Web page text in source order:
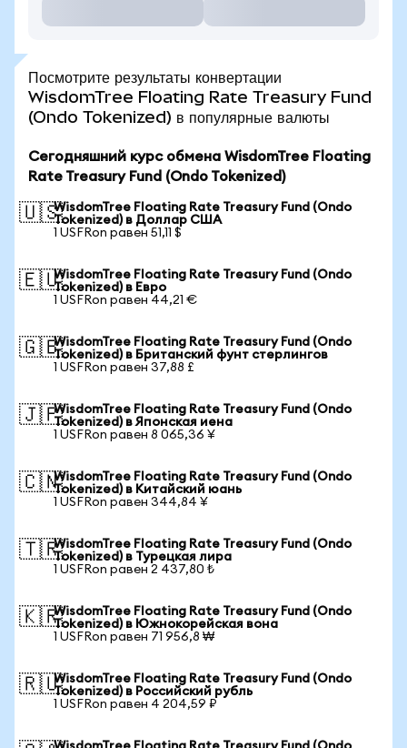
Посмотрите результаты конвертации
WisdomTree Floating Rate Treasury Fund
(Ondo Tokenized) в популярные валюты
Сегодняшний курс обмена WisdomTree Floating
Rate Treasury Fund (Ondo Tokenized)
🇺🇸WisdomTree Floating Rate Treasury Fund (Ondo
Tokenized) в Доллар США
1 USFRon равен 51,11 $
🇪🇺WisdomTree Floating Rate Treasury Fund (Ondo
Tokenized) в Евро
1 USFRon равен 44,21 €
🇬🇧WisdomTree Floating Rate Treasury Fund (Ondo
Tokenized) в Британский фунт стерлингов
1 USFRon равен 37,88 £
🇯🇵WisdomTree Floating Rate Treasury Fund (Ondo
Tokenized) в Японская иена
1 USFRon равен 8 065,36 ¥
🇨🇳WisdomTree Floating Rate Treasury Fund (Ondo
Tokenized) в Китайский юань
1 USFRon равен 344,84 ¥
🇹🇷WisdomTree Floating Rate Treasury Fund (Ondo
Tokenized) в Турецкая лира
1 USFRon равен 2 437,80 ₺
🇰🇷WisdomTree Floating Rate Treasury Fund (Ondo
Tokenized) в Южнокорейская вона
1 USFRon равен 71 956,8 ₩
🇷🇺WisdomTree Floating Rate Treasury Fund (Ondo
Tokenized) в Российский рубль
1 USFRon равен 4 204,59 ₽